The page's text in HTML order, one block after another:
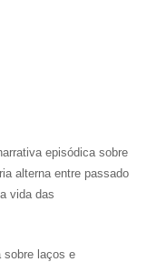
episódica sobre
alterna entre passado
vida das
sobre laços e